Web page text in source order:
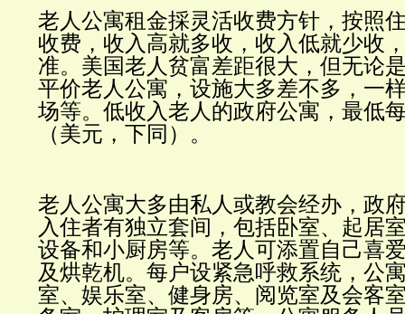
老人公寓租金採灵活收费方针，按照
收费，收入高就多收，收入低就少收
准。美国老人贫富差距很大，但无论
平价老人公寓，设施大多差不多，一
场等。低收入老人的政府公寓，最低
（美元，下同）。
老人公寓大多由私人或教会经办，政
入住者有独立套间，包括卧室、起居
设备和小厨房等。老人可添置自己喜
及烘乾机。每户设紧急呼救系统，公
室、娱乐室、健身房、阅览室及会客